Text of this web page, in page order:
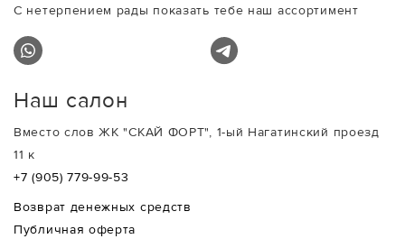
С нетерпением рады показать тебе наш ассортимент
Наш салон
Вместо слов ЖК "СКАЙ ФОРТ", 1-ый Нагатинский проезд
11 к
+7 (905) 779-99-53
Возврат денежных средств
Публичная оферта